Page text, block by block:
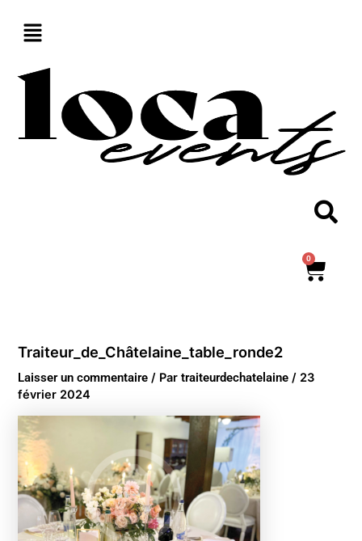
0
Traiteur_de_Châtelaine_table_ronde2
Laisser un commentaire / Partraiteurdechatelaine/ 23
février 2024